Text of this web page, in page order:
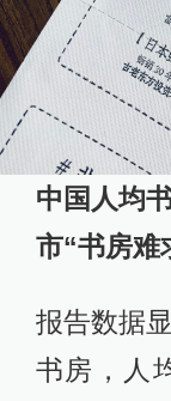
中国人均
市“书房难
报告数据
书房，人